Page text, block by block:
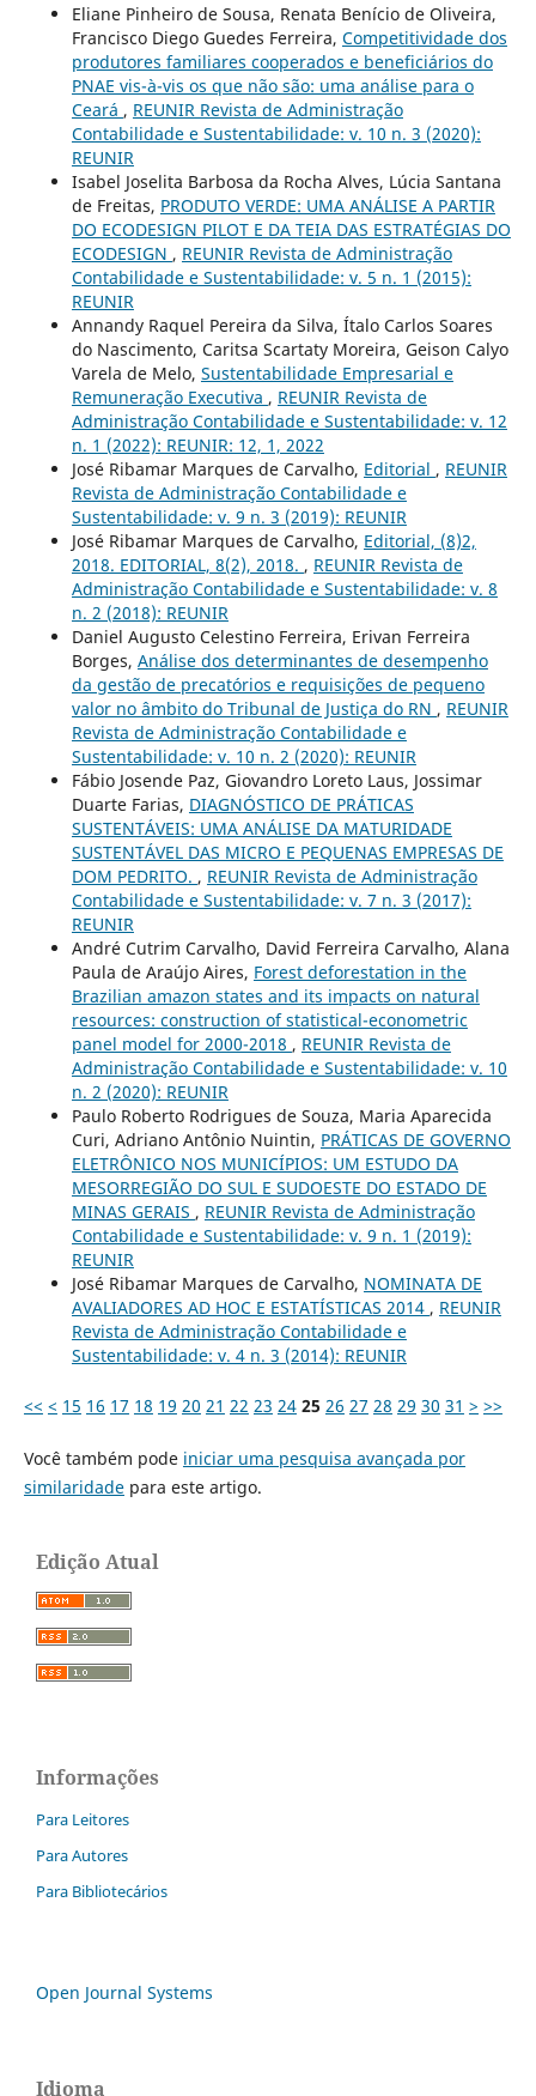
Eliane Pinheiro de Sousa, Renata Benício de Oliveira,
Francisco Diego Guedes Ferreira, Competitividade dos
produtores familiares cooperados e beneficiários do
PNAE vis-à-vis os que não são: uma análise para o
Ceará , REUNIR Revista de Administração
Contabilidade e Sustentabilidade: v. 10 n. 3 (2020):
REUNIR
Isabel Joselita Barbosa da Rocha Alves, Lúcia Santana
de Freitas, PRODUTO VERDE: UMA ANÁLISE A PARTIR
DO ECODESIGN PILOT E DA TEIA DAS ESTRATÉGIAS DO
ECODESIGN , REUNIR Revista de Administração
Contabilidade e Sustentabilidade: v. 5 n. 1 (2015):
REUNIR
Annandy Raquel Pereira da Silva, Ítalo Carlos Soares
do Nascimento, Caritsa Scartaty Moreira, Geison Calyo
Varela de Melo, Sustentabilidade Empresarial e
Remuneração Executiva , REUNIR Revista de
Administração Contabilidade e Sustentabilidade: v. 12
n. 1 (2022): REUNIR: 12, 1, 2022
José Ribamar Marques de Carvalho, Editorial , REUNIR
Revista de Administração Contabilidade e
Sustentabilidade: v. 9 n. 3 (2019): REUNIR
José Ribamar Marques de Carvalho, Editorial, (8)2,
2018. EDITORIAL, 8(2), 2018. , REUNIR Revista de
Administração Contabilidade e Sustentabilidade: v. 8
n. 2 (2018): REUNIR
Daniel Augusto Celestino Ferreira, Erivan Ferreira
Borges, Análise dos determinantes de desempenho
da gestão de precatórios e requisições de pequeno
valor no âmbito do Tribunal de Justiça do RN , REUNIR
Revista de Administração Contabilidade e
Sustentabilidade: v. 10 n. 2 (2020): REUNIR
Fábio Josende Paz, Giovandro Loreto Laus, Jossimar
Duarte Farias, DIAGNÓSTICO DE PRÁTICAS
SUSTENTÁVEIS: UMA ANÁLISE DA MATURIDADE
SUSTENTÁVEL DAS MICRO E PEQUENAS EMPRESAS DE
DOM PEDRITO. , REUNIR Revista de Administração
Contabilidade e Sustentabilidade: v. 7 n. 3 (2017):
REUNIR
André Cutrim Carvalho, David Ferreira Carvalho, Alana
Paula de Araújo Aires, Forest deforestation in the
Brazilian amazon states and its impacts on natural
resources: construction of statistical-econometric
panel model for 2000-2018 , REUNIR Revista de
Administração Contabilidade e Sustentabilidade: v. 10
n. 2 (2020): REUNIR
Paulo Roberto Rodrigues de Souza, Maria Aparecida
Curi, Adriano Antônio Nuintin, PRÁTICAS DE GOVERNO
ELETRÔNICO NOS MUNICÍPIOS: UM ESTUDO DA
MESORREGIÃO DO SUL E SUDOESTE DO ESTADO DE
MINAS GERAIS , REUNIR Revista de Administração
Contabilidade e Sustentabilidade: v. 9 n. 1 (2019):
REUNIR
José Ribamar Marques de Carvalho, NOMINATA DE
AVALIADORES AD HOC E ESTATÍSTICAS 2014 , REUNIR
Revista de Administração Contabilidade e
Sustentabilidade: v. 4 n. 3 (2014): REUNIR
<< < 15 16 17 18 19 20 21 22 23 24 25 26 27 28 29 30 31 > >>
Você também pode iniciar uma pesquisa avançada por
similaridadepara este artigo.
Edição Atual
Informações
Para Leitores
Para Autores
Para Bibliotecários
Open Journal Systems
Idioma